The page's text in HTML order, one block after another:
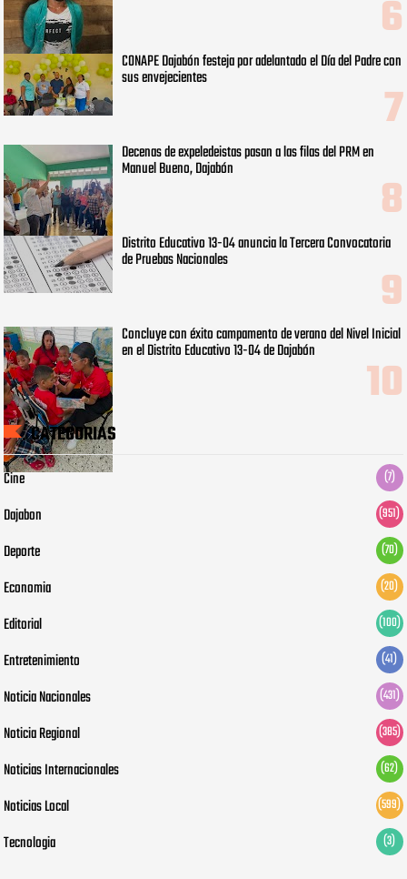
CONAPE Dajabón festeja por adelantado el Día del Padre con
sus envejecientes
Decenas de expeledeistas pasan a las filas del PRM en
Manuel Bueno, Dajabón
Distrito Educativo 13-04 anuncia la Tercera Convocatoria
de Pruebas Nacionales
Concluye con éxito campamento de verano del Nivel Inicial
en el Distrito Educativo 13-04 de Dajabón
CATEGORIAS
Cine (7)
Dajabon (951)
Deporte (70)
Economia (20)
Editorial (100)
Entretenimiento (41)
Noticia Nacionales (431)
Noticia Regional (385)
Noticias Internacionales (62)
Noticias Local (599)
Tecnologia (3)